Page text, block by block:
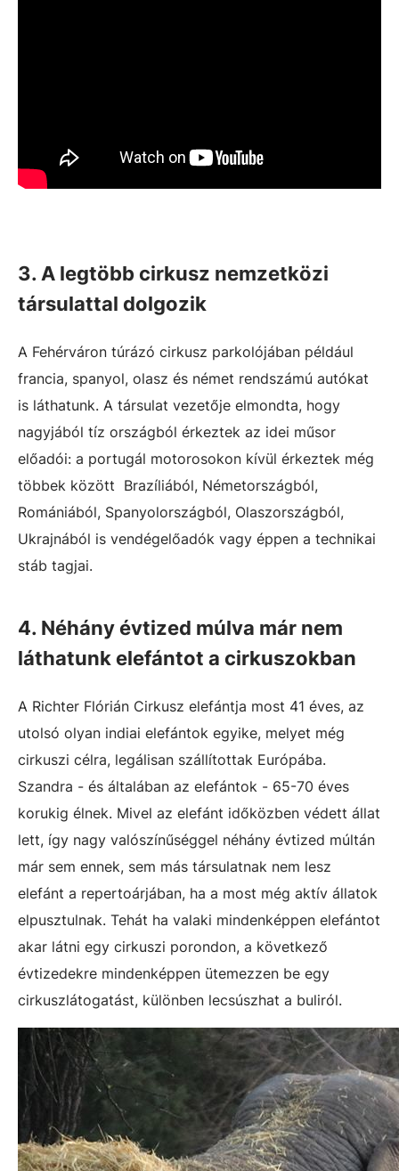
3. A legtöbb cirkusz nemzetközi
társulattal dolgozik
A Fehérváron túrázó cirkusz parkolójában például
francia, spanyol, olasz és német rendszámú autókat
is láthatunk. A társulat vezetője elmondta, hogy
nagyjából tíz országból érkeztek az idei műsor
előadói: a portugál motorosokon kívül érkeztek még
többek között Brazíliából, Németországból,
Romániából, Spanyolországból, Olaszországból,
Ukrajnából is vendégelőadók vagy éppen a technikai
stáb tagjai.
4. Néhány évtized múlva már nem
láthatunk elefántot a cirkuszokban
A Richter Flórián Cirkusz elefántja most 41 éves, az
utolsó olyan indiai elefántok egyike, melyet még
cirkuszi célra, legálisan szállítottak Európába.
Szandra - és általában az elefántok - 65-70 éves
korukig élnek. Mivel az elefánt időközben védett állat
lett, így nagy valószínűséggel néhány évtized múltán
már sem ennek, sem más társulatnak nem lesz
elefánt a repertoárjában, ha a most még aktív állatok
elpusztulnak. Tehát ha valaki mindenképpen elefántot
akar látni egy cirkuszi porondon, a következő
évtizedekre mindenképpen ütemezzen be egy
cirkuszlátogatást, különben lecsúszhat a buliról.